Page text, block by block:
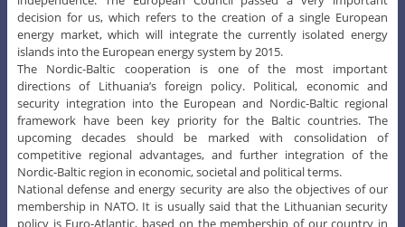
decision for us, which refers to the creation of a single European
energy market, which will integrate the currently isolated energy
islands into the European energy system by 2015.
The Nordic-Baltic cooperation is one of the most important
directions of Lithuania’s foreign policy. Political, economic and
security integration into the European and Nordic-Baltic regional
framework have been key priority for the Baltic countries. The
upcoming decades should be marked with consolidation of
competitive regional advantages, and further integration of the
Nordic-Baltic region in economic, societal and political terms.
National defense and energy security are also the objectives of our
membership in NATO. It is usually said that the Lithuanian security
policy is Euro-Atlantic, based on the membership of our country in